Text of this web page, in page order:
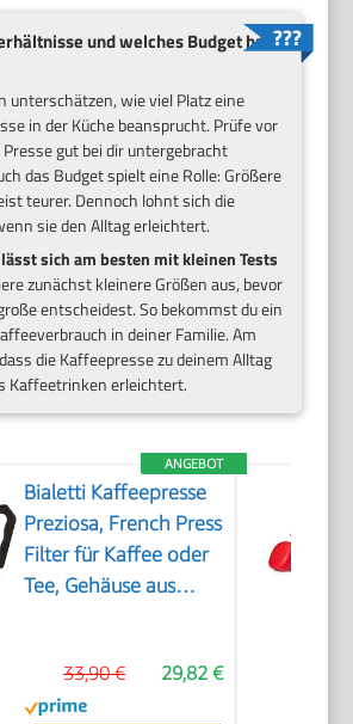
und welches Budget hast
unterschätzen, wie viel Platz eine
in der Küche beansprucht. Prüfe vor
Presse gut bei dir untergebracht
das Budget spielt eine Rolle: Größere
teurer. Dennoch lohnt sich die
sie den Alltag erleichtert.
sich am besten mit kleinen Tests
zunächst kleinere Größen aus, bevor
entscheidest. So bekommst du ein
in deiner Familie. Am
die Kaffeepresse zu deinem Alltag
Kaffeetrinken erleichtert.
ANGEBOT
Bialetti Kaffeepresse
Preziosa, French Press
Filter für Kaffee oder
Tee, Gehäuse aus
Borosilikatglas,
spülmaschinenfest, 1
29,82 €
33,90 €